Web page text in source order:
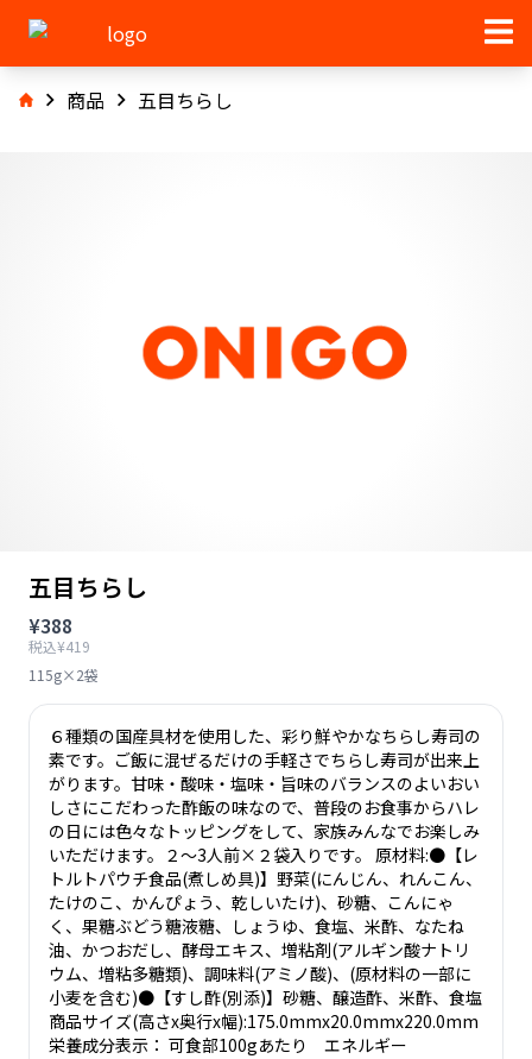
商品 五目ちらし
五目ちらし
¥388
税込¥419
115g×2袋
６種類の国産具材を使用した、彩り鮮やかなちらし寿司の
素です。ご飯に混ぜるだけの手軽さでちらし寿司が出来上
がります。甘味・酸味・塩味・旨味のバランスのよいおい
しさにこだわった酢飯の味なので、普段のお食事からハレ
の日には色々なトッピングをして、家族みんなでお楽しみ
いただけます。２～3人前×２袋入りです。 原材料:●【レ
トルトパウチ食品(煮しめ具)】野菜(にんじん、れんこん、
たけのこ、かんぴょう、乾しいたけ)、砂糖、こんにゃ
く、果糖ぶどう糖液糖、しょうゆ、食塩、米酢、なたね
油、かつおだし、酵母エキス、増粘剤(アルギン酸ナトリ
ウム、増粘多糖類)、調味料(アミノ酸)、(原材料の一部に
小麦を含む)●【すし酢(別添)】砂糖、醸造酢、米酢、食塩
商品サイズ(高さx奥行x幅):175.0mmx20.0mmx220.0mm
栄養成分表示： 可食部100gあたり エネルギー